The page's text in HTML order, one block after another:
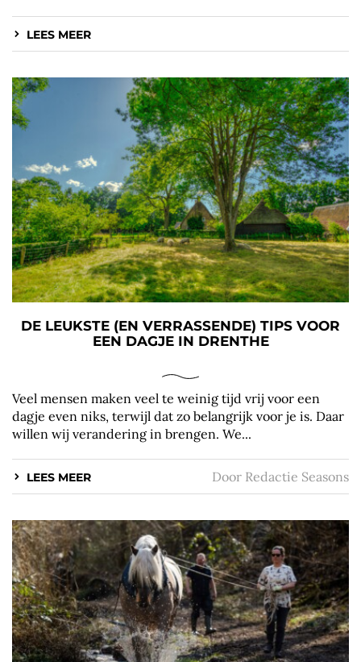
LEES MEER
DE LEUKSTE (EN VERRASSENDE) TIPS VOOR
EEN DAGJE IN DRENTHE
Veel mensen maken veel te weinig tijd vrij voor een
dagje even niks, terwijl dat zo belangrijk voor je is. Daar
willen wij verandering in brengen. We...
LEES MEER Door Redactie Seasons